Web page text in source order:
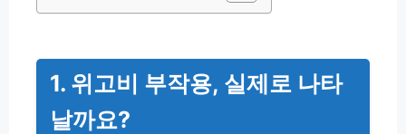
1. 위고비 부작용, 실제로 나타
날까요?